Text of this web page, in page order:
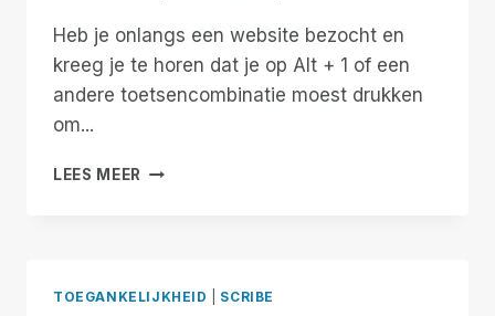
Heb je onlangs een website bezocht en
kreeg je te horen dat je op Alt + 1 of een
andere toetsencombinatie moest drukken
om...
LEES MEER DE
TOEGANKELIJKHEID SCRIBE